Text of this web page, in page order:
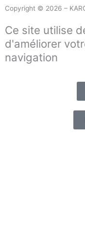
Copyright © 2026 –
Ce site utilise
d'améliorer
navigation